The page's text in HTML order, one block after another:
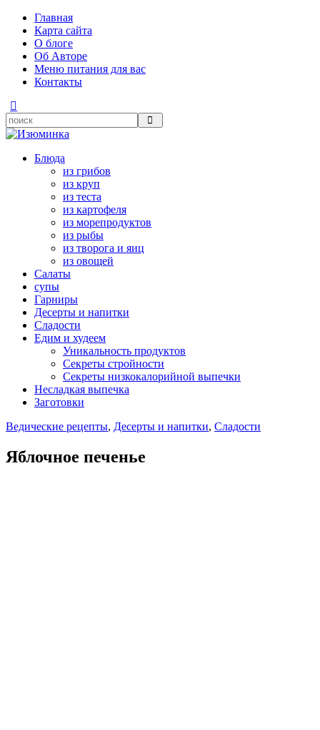
Главная
Карта сайта
О блоге
Об Авторе
Меню питания для вас
Контакты
Блюда
из грибов
из круп
из теста
из картофеля
из морепродуктов
из рыбы
из творога и яиц
из овощей
Салаты
супы
Гарниры
Десерты и напитки
Сладости
Едим и худеем
Уникальность продуктов
Секреты стройности
Секреты низкокалорийной выпечки
Несладкая выпечка
Заготовки
Ведические рецепты, Десерты и напитки, Сладости
Яблочное печенье